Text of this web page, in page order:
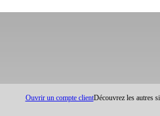
Ouvrir un compte clientDécouvrez les autres